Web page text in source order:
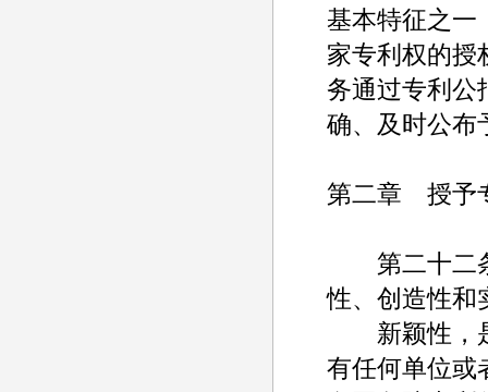
基本特征之一
家专利权的授
务通过专利公
确、及时公布
第二章 授予
第二十二条
性、创造性和
新颖性，是
有任何单位或